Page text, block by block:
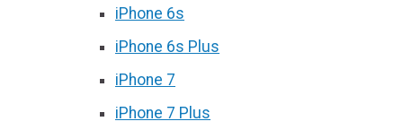
iPhone 6s
iPhone 6s Plus
iPhone 7
iPhone 7 Plus